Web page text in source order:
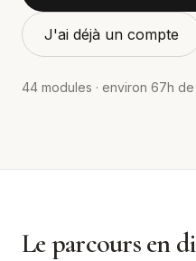
J'ai déjà un compte
44 modules · environ 67h de
Le parcours en